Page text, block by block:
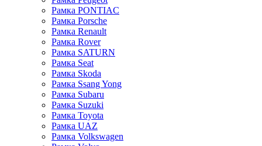
Рамка PONTIAC
Рамка Porsche
Рамка Renault
Рамка Rover
Рамка SATURN
Рамка Seat
Рамка Skoda
Рамка Ssang Yong
Рамка Subaru
Рамка Suzuki
Рамка Toyota
Рамка UAZ
Рамка Volkswagen